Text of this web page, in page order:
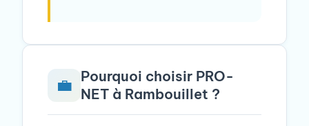
💼 Pourquoi choisir PRO-
NET à Rambouillet ?